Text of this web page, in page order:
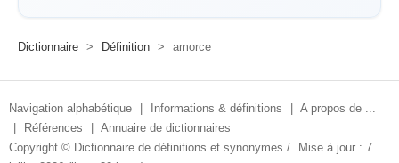
Dictionnaire > Définition > amorce
Navigation alphabétique Informations & définitions
A propos de ...
Références
Annuaire de dictionnaires
Copyright © Dictionnaire de définitions et synonymes /
Mise à jour : 7